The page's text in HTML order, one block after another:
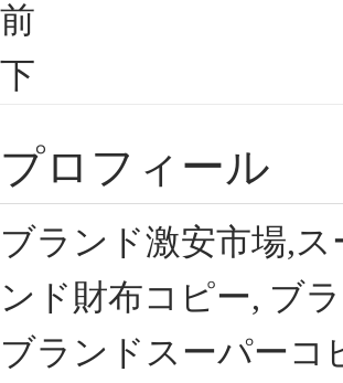
前
下
プロフィール
ブランド激安市場,
ンド財布コピー, ブ
ブランドスーパーコ